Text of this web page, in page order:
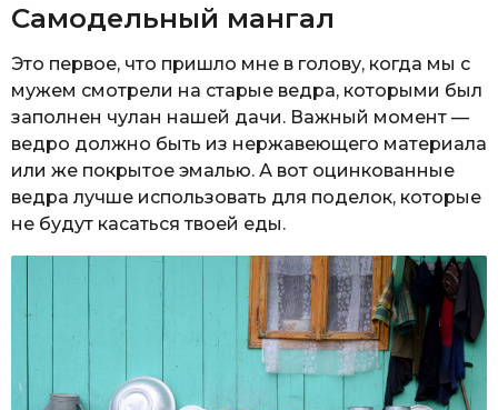
Самодельный мангал
Это первое, что пришло мне в голову, когда мы с
мужем смотрели на старые ведра, которыми был
заполнен чулан нашей дачи. Важный момент —
ведро должно быть из нержавеющего материала
или же покрытое эмалью. А вот оцинкованные
ведра лучше использовать для поделок, которые
не будут касаться твоей еды.